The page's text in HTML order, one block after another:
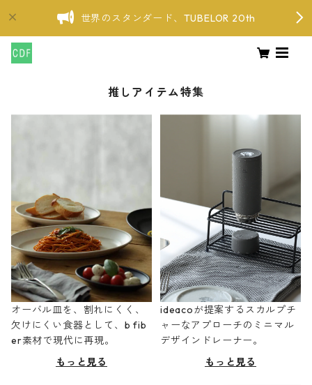
世界のスタンダード、TUBELOR 20th
推しアイテム特集
オーバル皿を、割れにくく、
欠けにくい食器として、b fib
er素材で現代に再現。
もっと見る
ideacoが提案するスカルプチ
ャーなアプローチのミニマル
デザインドレーナー。
もっと見る